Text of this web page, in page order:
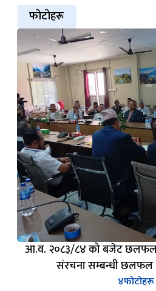
फोटोहरू
आ.व. २०८३/८४ को बजेट छलफल
संरचना सम्बन्धी
४फोटोहरू